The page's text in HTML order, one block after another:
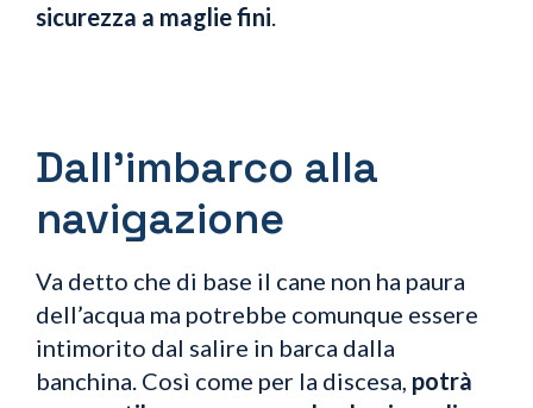
sicurezza a maglie fini.
Dall’imbarco alla
navigazione
Va detto che di base il cane non ha paura
dell’acqua ma potrebbe comunque essere
intimorito dal salire in barca dalla
banchina. Così come per la discesa, potrà